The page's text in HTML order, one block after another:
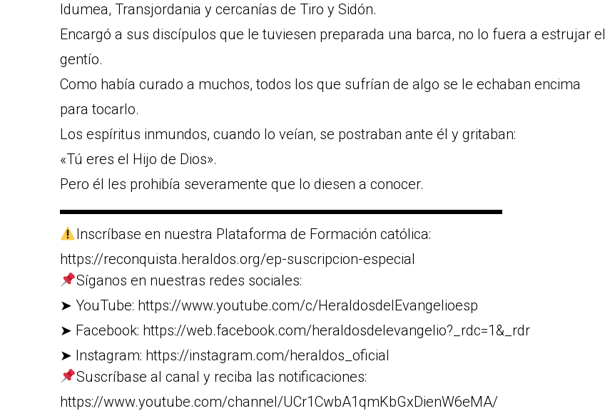
Idumea, Transjordania y cercanías de Tiro y Sidón.
Encargó a sus discípulos que le tuviesen preparada una barca, no lo fuera a estrujar el
gentío.
Como había curado a muchos, todos los que sufrían de algo se le echaban encima
para tocarlo.
Los espíritus inmundos, cuando lo veían, se postraban ante él y gritaban:
«Tú eres el Hijo de Dios».
Pero él les prohibía severamente que lo diesen a conocer.
▬▬▬▬▬▬▬▬▬▬▬▬▬▬▬▬▬▬▬▬▬▬▬▬▬▬▬▬▬▬▬
Inscríbase en nuestra Plataforma de Formación católica:
https://reconquista.heraldos.org/ep-suscripcion-especial
Síganos en nuestras redes sociales:
➤ YouTube: https://www.youtube.com/c/HeraldosdelEvangelioesp
➤ Facebook: https://web.facebook.com/heraldosdelevangelio?_rdc=1&_rdr
➤ Instagram: https://instagram.com/heraldos_oficial
Suscríbase al canal y reciba las notificaciones:
https://www.youtube.com/channel/UCr1CwbA1qmKbGxDienW6eMA/